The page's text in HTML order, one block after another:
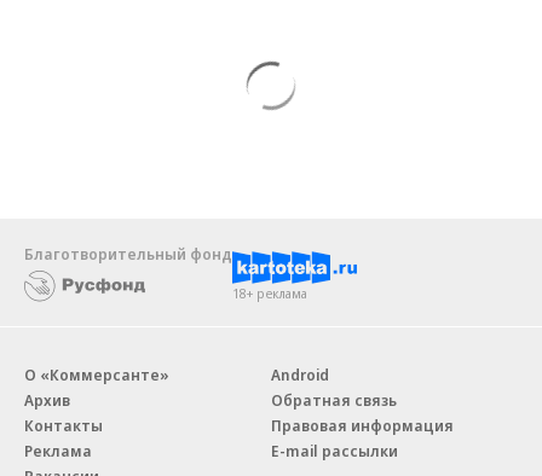
Благотворительный фонд
18+ реклама
О «Коммерсанте»
Архив
Контакты
Реклама
Android
Обратная связь
Правовая информация
E-mail рассылки